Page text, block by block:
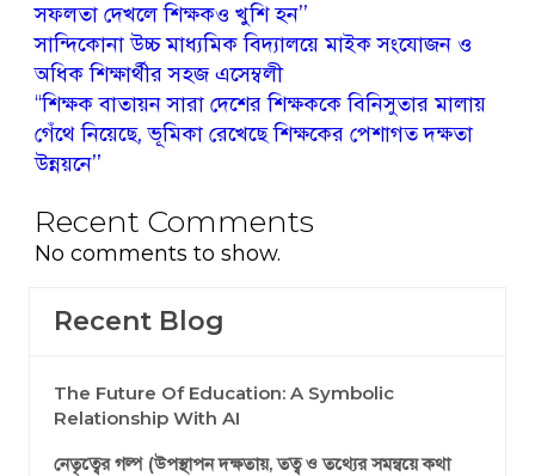
সফলতা দেখলে শিক্ষকও খুশি হন’’
সান্দিকোনা উচ্চ মাধ্যমিক বিদ্যালয়ে মাইক সংযোজন ও
অধিক শিক্ষার্থীর সহজ এসেম্বলী
‘‘শিক্ষক বাতায়ন সারা দেশের শিক্ষককে বিনিসুতার মালায়
গেঁথে নিয়েছে, ভূমিকা রেখেছে শিক্ষকের পেশাগত দক্ষতা
উন্নয়নে’’
Recent Comments
No comments to show.
Recent Blog
The Future Of Education: A Symbolic
Relationship With AI
নেতৃত্বের গল্প (উপস্থাপন দক্ষতায়, তত্ব ও তথ্যের সমন্বয়ে কথা